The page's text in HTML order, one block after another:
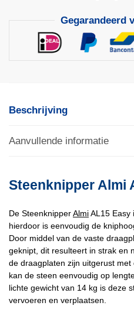
Gegarandeerd
Beschrijving
Aanvullende informatie
Steenknipper Almi
De SteenknipperAlmiAL15 Easy
hierdoor is eenvoudig de
Door middel van de vaste
geknipt, dit resulteert in strak en
de draagplaten zijn uitgerust
kan de steen eenvoudig op
lichte gewicht van 14 kg is deze
vervoeren en verplaatsen.